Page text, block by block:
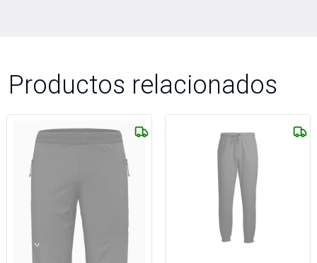
Productos relacionados